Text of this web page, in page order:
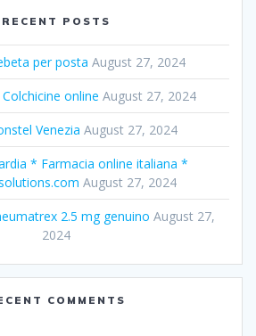
RECENT POSTS
per posta August 27, 2024
online August 27, 2024
Venezia August 27, 2024
* Farmacia online italiana *
August 27, 2024
2.5 mg genuino August 27,
2024
COMMENTS